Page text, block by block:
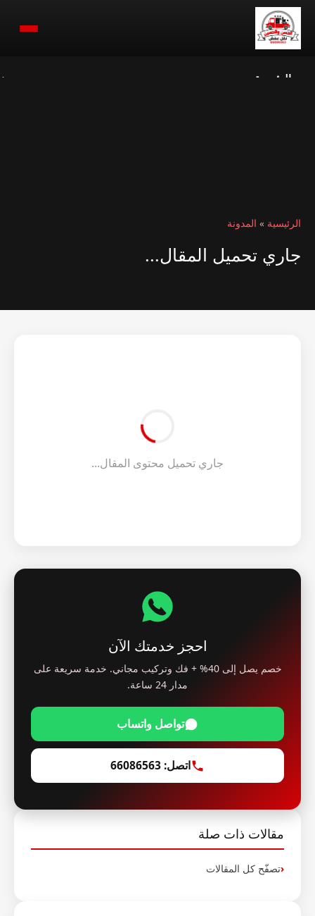
الرئيسية
الرئيسية » المدونة
جاري تحميل المقال...
جاري تحميل محتوى المقال...
احجز خدمتك الآن
خصم يصل إلى 40% + فك وتركيب مجاني. خدمة سريعة على
مدار 24 ساعة.
تواصل واتساب
اتصل: 66086563
مقالات ذات صلة
تصفّح كل المقالات